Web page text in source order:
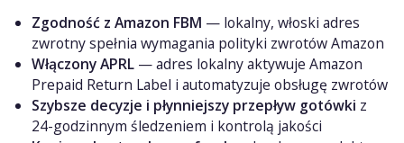
Zgodność z Amazon FBM — lokalny, włoski adres
zwrotny spełnia wymagania polityki zwrotów Amazon
Włączony APRL — adres lokalny aktywuje Amazon
Prepaid Return Label i automatyzuje obsługę zwrotów
Szybsze decyzje i płynniejszy przepływ gotówki z
24-godzinnym śledzeniem i kontrolą jakości